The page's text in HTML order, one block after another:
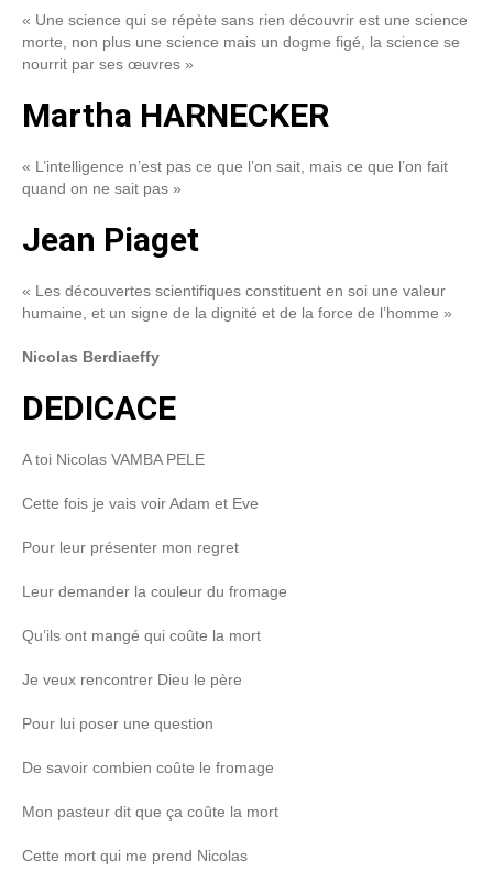
« Une science qui se répète sans rien découvrir est une science
morte, non plus une science mais un dogme figé, la science se
nourrit par ses œuvres »
Martha HARNECKER
« L’intelligence n’est pas ce que l’on sait, mais ce que l’on fait
quand on ne sait pas »
Jean Piaget
« Les découvertes scientifiques constituent en soi une valeur
humaine, et un signe de la dignité et de la force de l’homme »
Nicolas Berdiaeffy
DEDICACE
A toi Nicolas VAMBA PELE
Cette fois je vais voir Adam et Eve
Pour leur présenter mon regret
Leur demander la couleur du fromage
Qu’ils ont mangé qui coûte la mort
Je veux rencontrer Dieu le père
Pour lui poser une question
De savoir combien coûte le fromage
Mon pasteur dit que ça coûte la mort
Cette mort qui me prend Nicolas